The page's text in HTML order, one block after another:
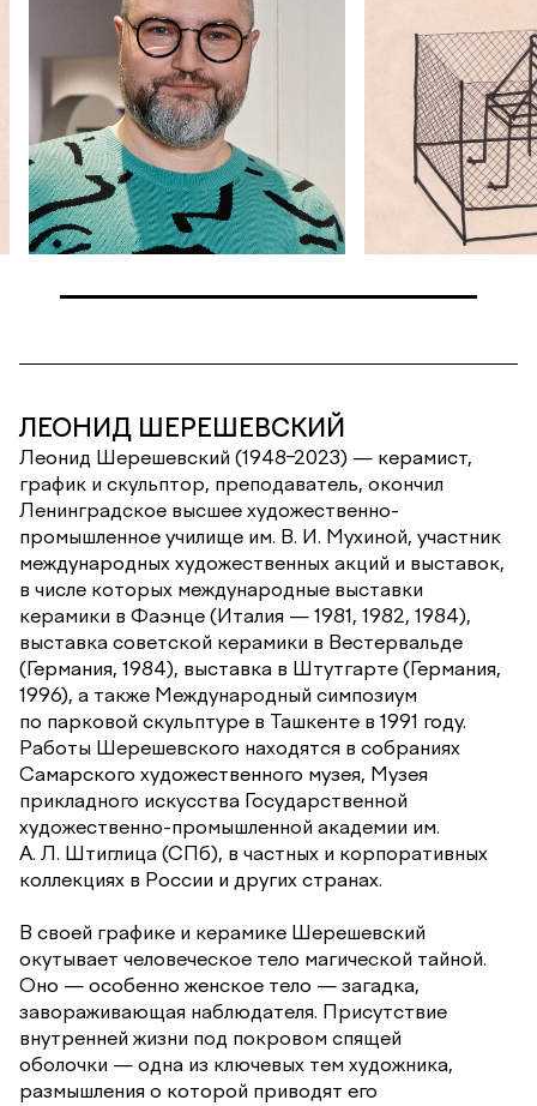
ЛЕОНИД ШЕРЕШЕВСКИЙ
Леонид Шерешевский (1948−2023) — керамист,
график и скульптор, преподаватель, окончил
Ленинградское высшее художественно-
промышленное училище им. В. И. Мухиной, участник
международных художественных акций и выставок,
в числе которых международные выставки
керамики в Фаэнце (Италия — 1981, 1982, 1984),
выставка советской керамики в Вестервальде
(Германия, 1984), выставка в Штутгарте (Германия,
1996), а также Международный симпозиум
по парковой скульптуре в Ташкенте в 1991 году.
Работы Шерешевского находятся в собраниях
Самарского художественного музея, Музея
прикладного искусства Государственной
художественно-промышленной академии им.
А. Л. Штиглица (СПб), в частных и корпоративных
коллекциях в России и других странах.
В своей графике и керамике Шерешевский
окутывает человеческое тело магической тайной.
Оно — особенно женское тело — загадка,
завораживающая наблюдателя. Присутствие
внутренней жизни под покровом спящей
оболочки — одна из ключевых тем художника,
размышления о которой приводят его